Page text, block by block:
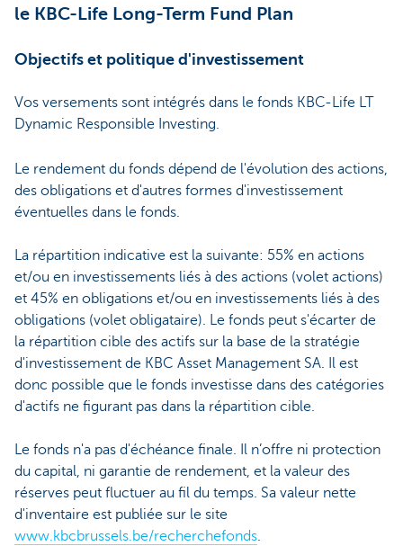
le KBC-Life Long-Term Fund Plan
Objectifs et politique d'investissement
Vos versements sont intégrés dans le fonds KBC-Life LT
Dynamic Responsible Investing.
Le rendement du fonds dépend de l'évolution des actions,
des obligations et d'autres formes d'investissement
éventuelles dans le fonds.
La répartition indicative est la suivante: 55% en actions
et/ou en investissements liés à des actions (volet actions)
et 45% en obligations et/ou en investissements liés à des
obligations (volet obligataire). Le fonds peut s'écarter de
la répartition cible des actifs sur la base de la stratégie
d'investissement de KBC Asset Management SA. Il est
donc possible que le fonds investisse dans des catégories
d'actifs ne figurant pas dans la répartition cible.
Le fonds n'a pas d'échéance finale. Il n’offre ni protection
du capital, ni garantie de rendement, et la valeur des
réserves peut fluctuer au fil du temps. Sa valeur nette
d'inventaire est publiée sur le site
www.kbcbrussels.be/recherchefonds.